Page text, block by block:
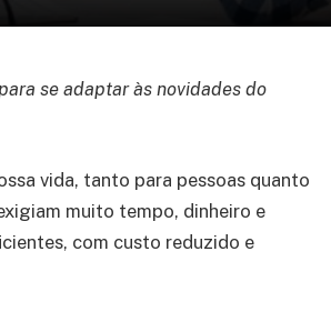
se adaptar às novidades do
vida, tanto para pessoas quanto
muito tempo, dinheiro e
com custo reduzido e